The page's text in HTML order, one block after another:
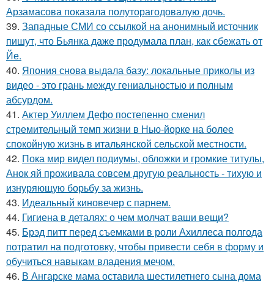
Арзамасова показала полуторагодовалую дочь.
39. Западные СМИ со ссылкой на анонимный источник
пишут, что Бьянка даже продумала план, как сбежать от
Йе.
40. Япония снова выдала базу: локальные приколы из
видео - это грань между гениальностью и полным
абсурдом.
41. Актер Уиллем Дефо постепенно сменил
стремительный темп жизни в Нью-йорке на более
спокойную жизнь в итальянской сельской местности.
42. Пока мир видел подиумы, обложки и громкие титулы,
Анок яй проживала совсем другую реальность - тихую и
изнуряющую борьбу за жизнь.
43. Идеальный киновечер с парнем.
44. Гигиена в деталях: о чем молчат ваши вещи?
45. Брэд питт перед съемками в роли Ахиллеса полгода
потратил на подготовку, чтобы привести себя в форму и
обучиться навыкам владения мечом.
46. В Ангарске мама оставила шестилетнего сына дома